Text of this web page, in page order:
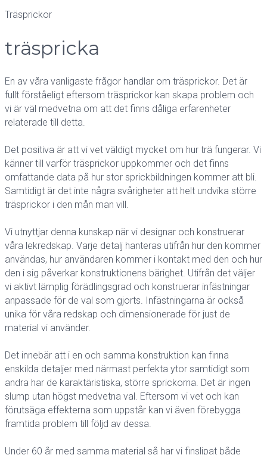
Träsprickor
träspricka
En av våra vanligaste frågor handlar om träsprickor. Det är
fullt förståeligt eftersom träsprickor kan skapa problem och
vi är väl medvetna om att det finns dåliga erfarenheter
relaterade till detta.
Det positiva är att vi vet väldigt mycket om hur trä fungerar. Vi
känner till varför träsprickor uppkommer och det finns
omfattande data på hur stor sprickbildningen kommer att bli.
Samtidigt är det inte några svårigheter att helt undvika större
träsprickor i den mån man vill.
Vi utnyttjar denna kunskap när vi designar och konstruerar
våra lekredskap. Varje detalj hanteras utifrån hur den kommer
användas, hur användaren kommer i kontakt med den och hur
den i sig påverkar konstruktionens bärighet. Utifrån det väljer
vi aktivt lämplig förädlingsgrad och konstruerar infästningar
anpassade för de val som gjorts. Infästningarna är också
unika för våra redskap och dimensionerade för just de
material vi använder.
Det innebär att i en och samma konstruktion kan finna
enskilda detaljer med närmast perfekta ytor samtidigt som
andra har de karaktäristiska, större sprickorna. Det är ingen
slump utan högst medvetna val. Eftersom vi vet och kan
förutsäga effekterna som uppstår kan vi även förebygga
framtida problem till följd av dessa.
Under 60 år med samma material så har vi finslipat både